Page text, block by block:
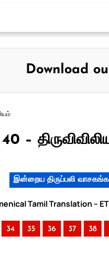
Download
–
இன்றைய திருப்பலி
Tamil Translation –
34 35 36 37 38